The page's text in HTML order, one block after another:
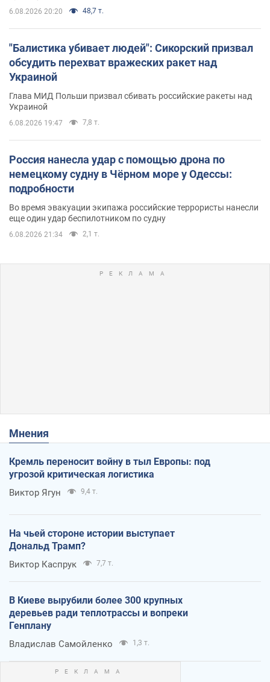
6.08.2026 20:20 48,7 т.
"Балистика убивает людей": Сикорский призвал
обсудить перехват вражеских ракет над
Украиной
Глава МИД Польши призвал сбивать российские ракеты над
Украиной
6.08.2026 19:47 7,8 т.
Россия нанесла удар с помощью дрона по
немецкому судну в Чёрном море у Одессы:
подробности
Во время эвакуации экипажа российские террористы нанесли
еще один удар беспилотником по судну
6.08.2026 21:34 2,1 т.
Мнения
Кремль переносит войну в тыл Европы: под
угрозой критическая логистика
Виктор Ягун 9,4 т.
На чьей стороне истории выступает
Дональд Трамп?
Виктор Каспрук 7,7 т.
В Киеве вырубили более 300 крупных
деревьев ради теплотрассы и вопреки
Генплану
Владислав Самойленко 1,3 т.